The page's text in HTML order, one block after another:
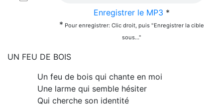
Enregistrer le MP3 *
* Pour enregistrer: Clic droit, puis "Enregistrer la cible
sous..."
UN FEU DE BOIS
Un feu de bois qui chante en moi
Une larme qui semble hésiter
Qui cherche son identité